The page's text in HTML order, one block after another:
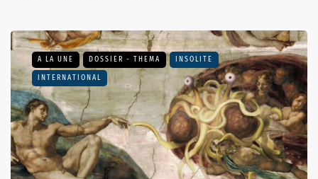
A LA UNE DOSSIER - THEMA INSOLITE
INTERNATIONAL